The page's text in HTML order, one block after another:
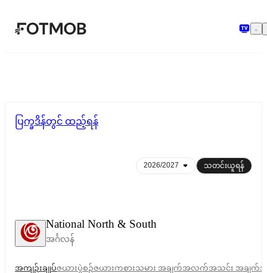
အဓိကအကြောင်းအရာသို့ ကျော်သွားရန်
National North & South
အင်္ဂလန်
ပြက္ခဒိန်တွင် ထည့်ရန်
သတင်းယူရန်
အကျဉ်းချုပ်ဇယားပွဲစဉ်ဇယားကစားသမား အချက်အလက်အသင်း အချ